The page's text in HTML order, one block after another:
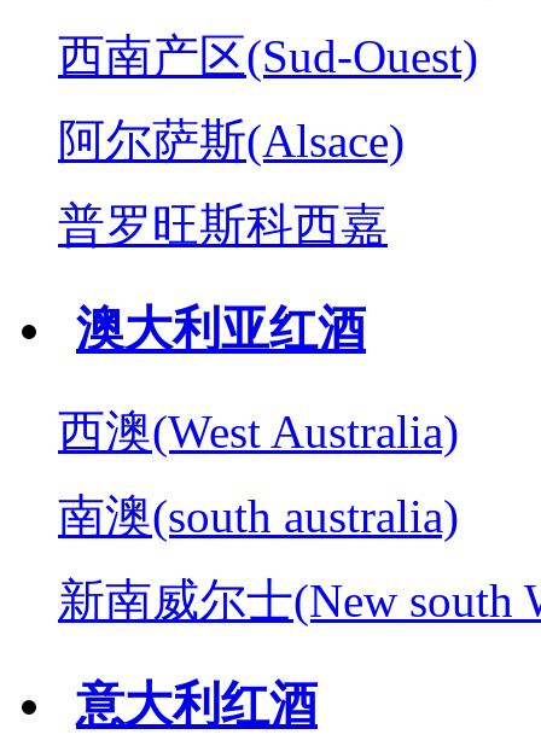
西南产区(Sud-Ouest)
阿尔萨斯(Alsace)
普罗旺斯科西嘉
澳大利亚红酒
西澳(West Australia)
南澳(south australia)
新南威尔士(New south
意大利红酒